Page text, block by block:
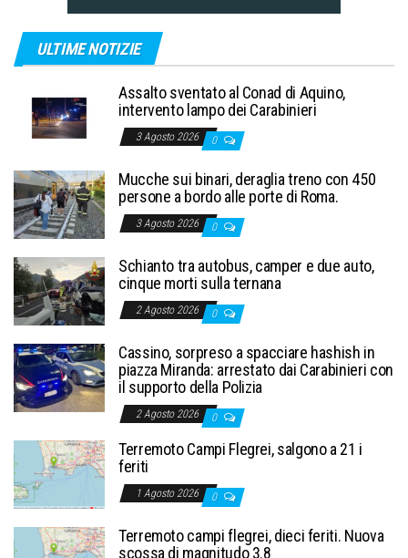
ULTIME NOTIZIE
Assalto sventato al Conad di Aquino,
intervento lampo dei Carabinieri
3 Agosto 2026 0
Mucche sui binari, deraglia treno con 450
persone a bordo alle porte di Roma.
3 Agosto 2026 0
Schianto tra autobus, camper e due auto,
cinque morti sulla ternana
2 Agosto 2026 0
Cassino, sorpreso a spacciare hashish in
piazza Miranda: arrestato dai Carabinieri con
il supporto della Polizia
2 Agosto 2026 0
Terremoto Campi Flegrei, salgono a 21 i
feriti
1 Agosto 2026 0
Terremoto campi flegrei, dieci feriti. Nuova
scossa di magnitudo 3.8